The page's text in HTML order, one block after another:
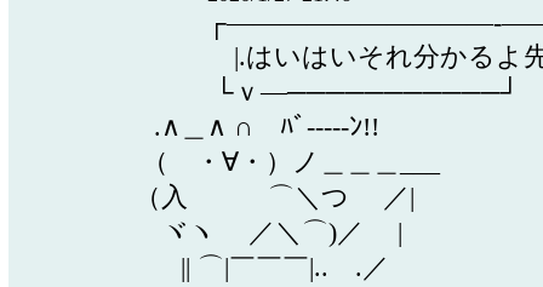
|.はいはいそれ分かるよ先
└ｖ―───────────┘
.∧＿∧ ∩ ﾊﾞ-----ﾝ!!
（ ・∀・）ノ＿＿＿___
（入 ⌒＼つ ／|
ヾヽ ／＼⌒)／ |
|| ⌒|￣￣￣|.. .／